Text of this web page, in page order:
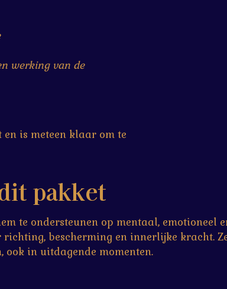
werking van de
is meteen klaar om te
pakket
te ondersteunen op mentaal, emotioneel
bescherming en innerlijke kracht.
ook in uitdagende momenten.